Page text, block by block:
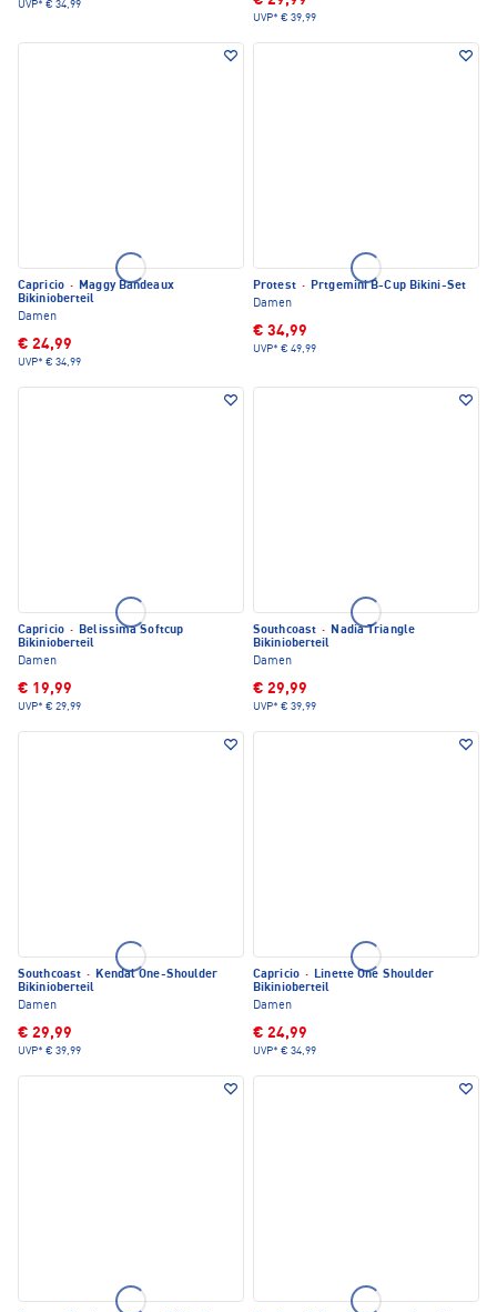
UVP* € 34,99
UVP* € 39,99
Capricio · Maggy Bandeaux
Bikinioberteil
Damen
€ 24,99
UVP* € 34,99
Protest · Prtgemini B-Cup Bikini-Set
Damen
€ 34,99
UVP* € 49,99
Capricio · Belissima Softcup
Bikinioberteil
Damen
€ 19,99
UVP* € 29,99
Southcoast · Nadia Triangle
Bikinioberteil
Damen
€ 29,99
UVP* € 39,99
Southcoast · Kendal One-Shoulder
Bikinioberteil
Damen
€ 29,99
UVP* € 39,99
Capricio · Linette One Shoulder
Bikinioberteil
Damen
€ 24,99
UVP* € 34,99